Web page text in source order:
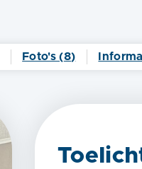
Foto's (8)